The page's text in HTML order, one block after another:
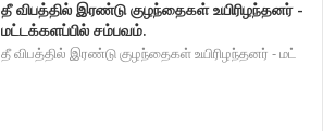
தீ விபத்தில் இரண்டு குழந்தைகள் உயிரிழந்தனர் -
மட்டக்களப்பில் சம்பவம்.
தீ விபத்தில் இரண்டு குழந்தைகள் உயிரிழந்தனர் - மட்